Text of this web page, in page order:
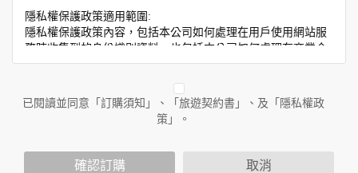
隱私權保護政策適用範圍:
隱私權保護政策內容，包括本公司如何處理在用戶使用網站服
務時收集到的身份識別資料，也包括本公司如何處理在商業合
作與本公司合作時分享的任何身份識別資料。隱私權保護政策
人員。例如您透過本公司旗下網站上的廣告廠商連結，這些置
放連結的廠商也可能蒐集您個人的資料。對於您主動提供的個
人資訊，這些廣告廠商或連結網站有其個別的隱私權保護政
您個人在本網站上的聊天室或討論區中任意公開個人資料的行
已閱讀並同意「訂購須知」、「旅遊契約書」、及「隱私權政
策」。
確認訂購 取消